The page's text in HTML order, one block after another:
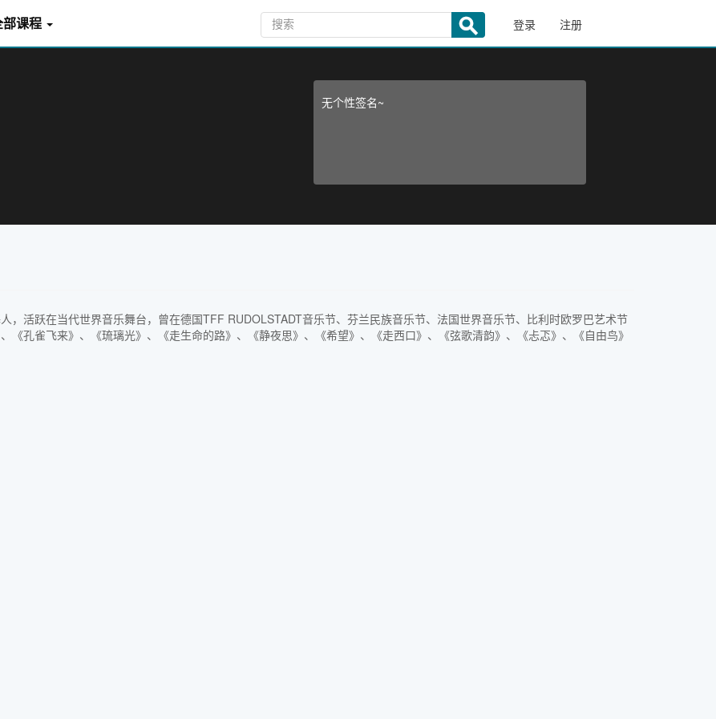
部课程 登录 注册
无个性签名~
，活跃在当代世界音乐舞台，曾在德国TFF RUDOLSTADT音乐节、芬兰民族音乐节、法国世界音乐节、比利时欧罗巴艺术节
《孔雀飞来》、《琉璃光》、《走生命的路》、《静夜思》、《希望》、《走西口》、《弦歌清韵》、《忐忑》、《自由鸟》